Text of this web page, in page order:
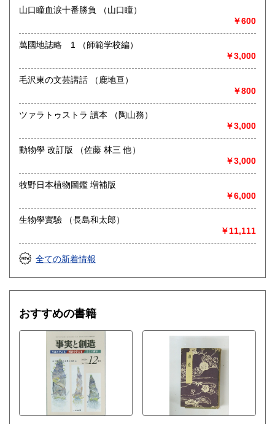
ンタイア・和本・漢籍・戦争㊙︎資料・書道具・茶道具・戦前
絵はがき・鳥瞰図・古地図・浮世絵・軸・拓本・印譜・エロ
グロ】など古いものの中には希少価値の高いものも多数ござ
いますので価値がないと処分される前に是非 ｢古本倶楽部｣ま
沿線名：-
営業時間：-
定休日：-
書籍の買取について
○出張買取は通常、東海圏のみ
※お売り頂ける本の量や質が見込める場合は関東〜近畿エリ
ア要相談
例
【大学の研究室の整理】
【遺品整理で古い紙モノや道具など価値の有無が分からない
ものがある】
【神社仏閣、蔵の整理、中国古典籍など査定にかなりの専門
知識を要する】
場合などお気軽にご相談ください。
-------------------------------------------
買取専用ダイヤル
050-3698-2626
-------------------------------------------
◎宅配買取◎
○30点より宅配送料無料
○梱包用ダンボールの無料送付可能
○買取金額の概算が知りたい方は、事前査定のサービスもぜひ
ご活用下さい。
山口瞳血涙十番勝負 （山口瞳）
￥600
萬國地誌略 1 （師範学校編）
￥3,000
毛沢東の文芸講話 （鹿地亘）
￥800
ツァラトゥストラ 讀本 （陶山務）
￥3,000
動物學 改訂版 （佐藤 林三 他）
￥3,000
牧野日本植物圖鑑 増補版
￥6,000
生物學實驗 （長島和太郎）
￥11,111
全ての新着情報
おすすめの書籍